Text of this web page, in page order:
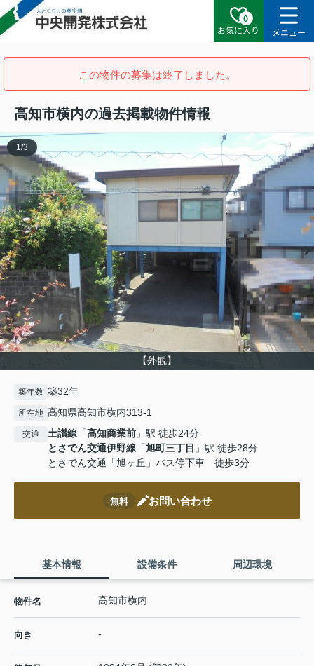
0
お気に入り
メニュー
この物件の募集は終了しました。
高知市横内の過去掲載物件情報
【外観】
1 /3
築年数 築32年
所在地 高知県高知市横内313-1
交通 土讃線 「高知商業前 」駅 徒歩24分
とさでん交通伊野線 「旭町三丁目 」駅 徒歩28分
とさでん交通「旭ヶ丘」バス停下車 徒歩3分
無料 お問い合わせ
基本情報 設備条件 周辺環境
物件名 高知市横内
向き -